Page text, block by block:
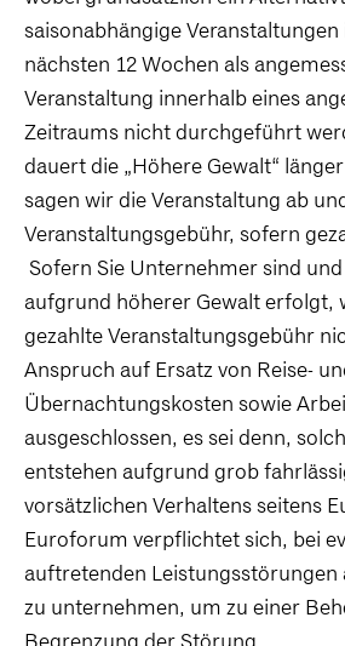
saisonabhängige
nächsten 12 Wochen als
Veranstaltung innerhalb eines
Zeitraums nicht durchgeführt
dauert die „Höhere Gewalt“
sagen wir die Veranstaltung ab
Veranstaltungsgebühr, sofern
Sofern Sie Unternehmer sind
aufgrund höherer Gewalt erfolgt,
gezahlte Veranstaltungsgebühr
Anspruch auf Ersatz von Reise-
Übernachtungskosten sowie
ausgeschlossen, es sei denn,
entstehen aufgrund grob
vorsätzlichen Verhaltens seitens
Euroforum verpflichtet sich, bei
auftretenden Leistungsstörungen
zu unternehmen, um zu einer